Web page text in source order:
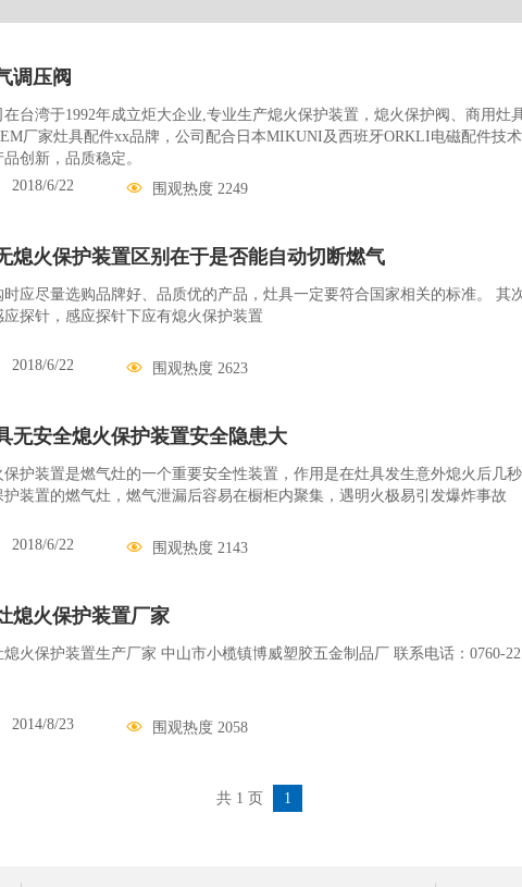
调压阀
在台湾于1992年成立炬大企业,专业生产熄火保护装置，熄火保护阀、商用灶
厂家灶具配件xx品牌，公司配合日本MIKUNI及西班牙ORKLI电磁配件技
创新，品质稳定。
2018/6/22
 围观热度 2249
熄火保护装置区别在于是否能自动切断燃气
时应尽量选购品牌好、品质优的产品，灶具一定要符合国家相关的标准。 其
应探针，感应探针下应有熄火保护装置
2018/6/22
 围观热度 2623
无安全熄火保护装置安全隐患大
保护装置是燃气灶的一个重要安全性装置，作用是在灶具发生意外熄火后几
护装置的燃气灶，燃气泄漏后容易在橱柜内聚集，遇明火极易引发爆炸事故
2018/6/22
 围观热度 2143
熄火保护装置厂家
熄火保护装置生产厂家 中山市小榄镇博威塑胶五金制品厂 联系电话：0760-
2014/8/23
 围观热度 2058
共 1 页 1